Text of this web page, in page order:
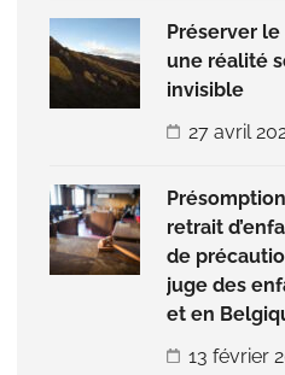
Préserver
une réalité
invisible
27 avril
retrait
de
juge des
et en
13 février